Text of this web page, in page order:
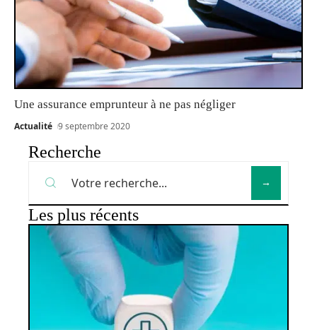
Une assurance emprunteur à ne pas négliger
Actualité 9 septembre 2020
Recherche
Les plus récents